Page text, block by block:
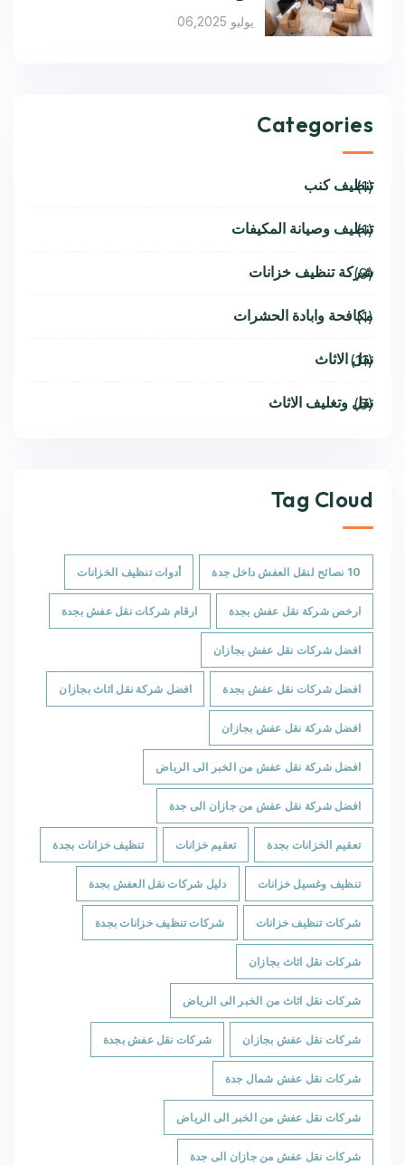
يوليو 06,2025
Categories
تنظيف كنب
(1)
تنظيف وصيانة المكيفات
(1)
شركة تنظيف خزانات
(9)
مكافحة وابادة الحشرات
(1)
نقل الاثاث
(11)
نقل وتغليف الاثاث
(6)
Tag Cloud
10 نصائح لنقل العفش داخل جدة أدوات تنظيف الخزانات
ارخص شركة نقل عفش بجدة ارقام شركات نقل عفش بجدة
افضل شركات نقل عفش بجازان
افضل شركات نقل عفش بجدة افضل شركة نقل اثاث بجازان
افضل شركة نقل عفش بجازان
افضل شركة نقل عفش من الخبر الى الرياض
افضل شركة نقل عفش من جازان الى جدة
تعقيم الخزانات بجدة تعقيم خزانات تنظيف خزانات بجدة
تنظيف وغسيل خزانات دليل شركات نقل العفش بجدة
شركات تنظيف خزانات شركات تنظيف خزانات بجدة
شركات نقل اثاث بجازان
شركات نقل اثاث من الخبر الى الرياض
شركات نقل عفش بجازان شركات نقل عفش بجدة
شركات نقل عفش شمال جدة
شركات نقل عفش من الخبر الى الرياض
شركات نقل عفش من جازان الى جدة